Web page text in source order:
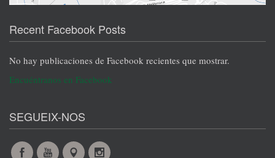
Recent Facebook Posts
No hay publicaciones de Facebook recientes que mostrar.
Encuéntranos en Facebook
SEGUEIX-NOS
FacebookYouTubeMapsInstagram